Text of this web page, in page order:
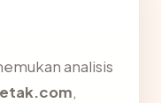
analisis
,